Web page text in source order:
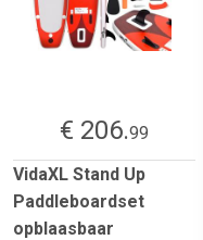
€ 206.99
VidaXL Stand Up
Paddleboardset
opblaasbaar